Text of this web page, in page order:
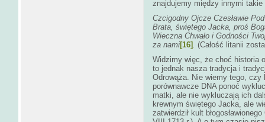
znajdujemy między innymi takie
Czcigodny Ojcze Czesławie
Brata, świętego Jacka, proś
Wieczna Chwało i Godności
za nami[16]. (Całość litanii
Widzimy więc, że choć historia
to jednak nasza tradycja i
Odrowąża. Nie wiemy tego, czy
porównawcze DNA ponoć
matki, ale nie wykluczają ich
krewnym świętego Jacka, ale
zatwierdził kult